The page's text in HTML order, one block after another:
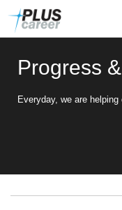
Progress
Everyday, we are